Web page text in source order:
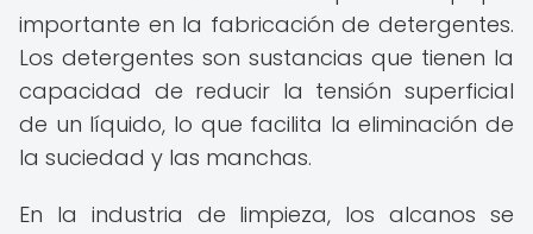
importante en la fabricación de detergentes.
Los detergentes son sustancias que tienen la
capacidad de reducir la tensión superficial
de un líquido, lo que facilita la eliminación de
la suciedad y las manchas.
En la industria de limpieza, los alcanos se